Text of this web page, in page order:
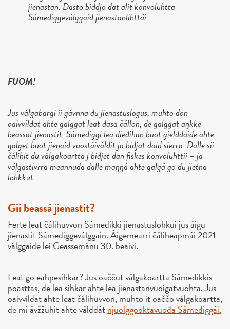
jienastan. Dasto biddjo dat alit konvoluhtta
Sámediggeválggaid jienastanlihttái.
FUOM!
Jus válgabargi ii gávnna du jienastuslogus, muhto don
oaivvildat ahte galggat leat dasa čállon, de galggat aŋkke
beassat jienastit. Sámediggi lea dieđihan buot gielddaide ahte
galget buot jienaid vuostáiváldit ja bidjat daid sierra. Dalle sii
čálihit du válgakoartta j bidjet dan fiskes konvoluhttii – ja
válgastivrra meannuda dalle maŋŋá ahte galgá go du jietna
lohkkut.
Gii beassá jienastit?
Ferte leat čálihuvvon Sámedikki jienastuslohkui jus áigu
jienastit Sámediggeválggain. Áigemearri čáliheapmái 2021
válggaide lei Geassemánu 30. beaivi.
Leat go eahpesihkar? Jus oaččut válgakoartta Sámedikkis
poasttas, de lea sihkar ahte lea jienastanvuoigatvuohta. Jus
oaivvildat ahte leat čálihuvvon, muhto it oaččo válgakoartta,
de mi ávžžuhit ahte válddátnjuolggooktavuođa Sámediggái.